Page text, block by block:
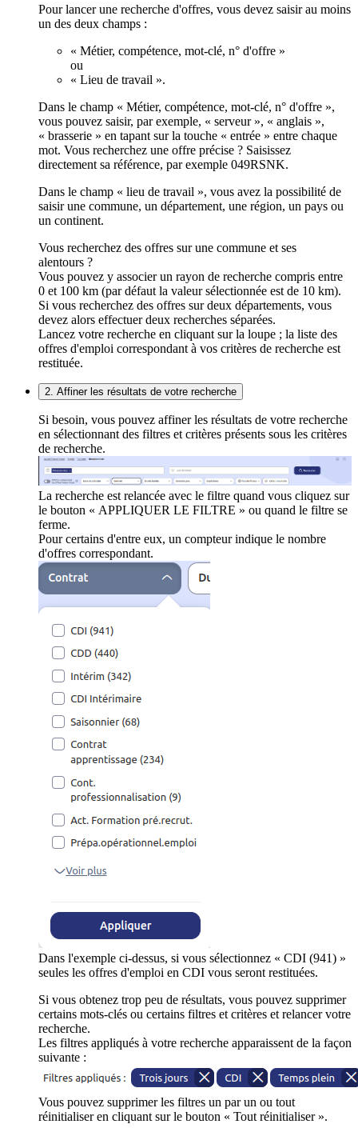
Pour lancer une recherche d'offres, vous devez saisir au moins
un des deux champs :
« Métier, compétence, mot-clé, n° d'offre »
ou
« Lieu de travail ».
Dans le champ « Métier, compétence, mot-clé, n° d'offre »,
vous pouvez saisir, par exemple, « serveur », « anglais »,
« brasserie » en tapant sur la touche « entrée » entre chaque
mot. Vous recherchez une offre précise ? Saisissez
directement sa référence, par exemple 049RSNK.
Dans le champ « lieu de travail », vous avez la possibilité de
saisir une commune, un département, une région, un pays ou
un continent.
Vous recherchez des offres sur une commune et ses
alentours ?
Vous pouvez y associer un rayon de recherche compris entre
0 et 100 km (par défaut la valeur sélectionnée est de 10 km).
Si vous recherchez des offres sur deux départements, vous
devez alors effectuer deux recherches séparées.
Lancez votre recherche en cliquant sur la loupe ; la liste des
offres d'emploi correspondant à vos critères de recherche est
restituée.
2. Affiner les résultats de votre recherche
Si besoin, vous pouvez affiner les résultats de votre recherche
en sélectionnant des filtres et critères présents sous les critères
de recherche.
La recherche est relancée avec le filtre quand vous cliquez sur
le bouton « APPLIQUER LE FILTRE » ou quand le filtre se
ferme.
Pour certains d'entre eux, un compteur indique le nombre
d'offres correspondant.
Dans l'exemple ci-dessus, si vous sélectionnez « CDI (941) »
seules les offres d'emploi en CDI vous seront restituées.
Si vous obtenez trop peu de résultats, vous pouvez supprimer
certains mots-clés ou certains filtres et critères et relancer votre
recherche.
Les filtres appliqués à votre recherche apparaissent de la façon
suivante :
Vous pouvez supprimer les filtres un par un ou tout
réinitialiser en cliquant sur le bouton « Tout réinitialiser ».